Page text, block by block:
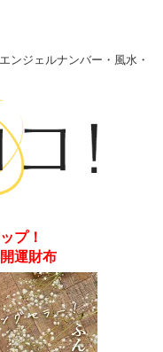
ンジェルナンバー・風水・
プ！
運財布